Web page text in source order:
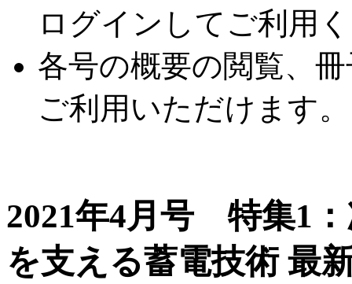
ログインしてご利用
各号の概要の閲覧、
ご利用いただけます。
2021年4月号 特集1
を支える蓄電技術 最